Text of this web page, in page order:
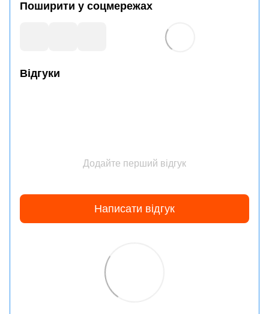
Поширити у соцмережах
Відгуки
Додайте перший відгук
Написати відгук